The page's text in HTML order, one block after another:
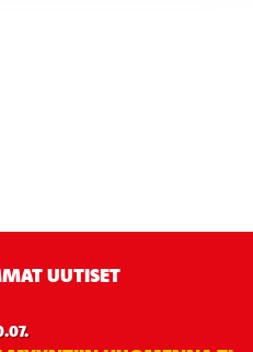
UUTISET